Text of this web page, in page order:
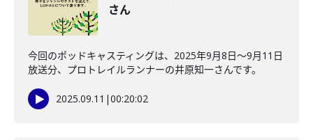
さん
今回のポッドキャスティングは、2025年9月8日〜9月11日
放送分、プロトレイルランナーの井原知一さんです。
2025.09.11 |00:20:02